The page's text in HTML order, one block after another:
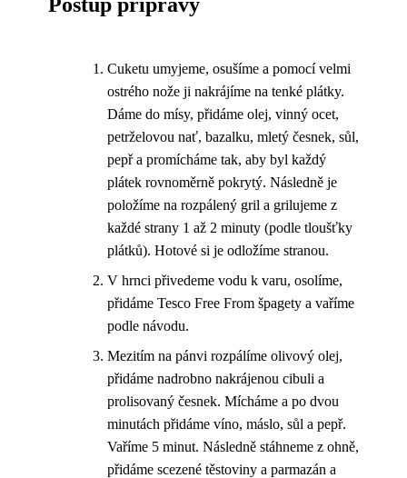
Cuketu umyjeme, osušíme a pomocí velmi
ostrého nože ji nakrájíme na tenké plátky.
Dáme do mísy, přidáme olej, vinný ocet,
petrželovou nať, bazalku, mletý česnek, sůl,
pepř a promícháme tak, aby byl každý
plátek rovnoměrně pokrytý. Následně je
položíme na rozpálený gril a grilujeme z
každé strany 1 až 2 minuty (podle tloušťky
plátků). Hotové si je odložíme stranou.
V hrnci přivedeme vodu k varu, osolíme,
přidáme Tesco Free From špagety a vaříme
podle návodu.
Mezitím na pánvi rozpálíme olivový olej,
přidáme nadrobno nakrájenou cibuli a
prolisovaný česnek. Mícháme a po dvou
minutách přidáme víno, máslo, sůl a pepř.
Vaříme 5 minut. Následně stáhneme z ohně,
přidáme scezené těstoviny a parmazán a